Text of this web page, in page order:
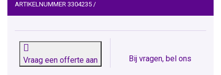
ARTIKELNUMMER 3304235 /
Vraag een offerte aan Bij vragen, bel ons